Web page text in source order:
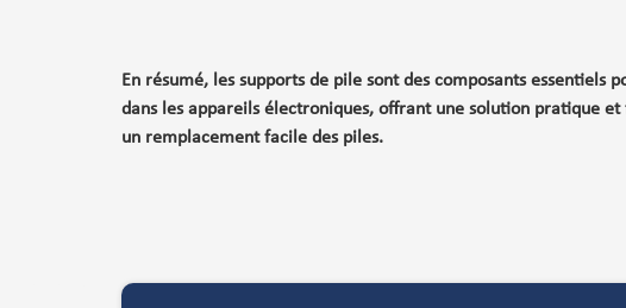
En résumé, les supports de pile sont des composants essentiels
dans les appareils électroniques, offrant une solution pratique
un remplacement facile des piles.